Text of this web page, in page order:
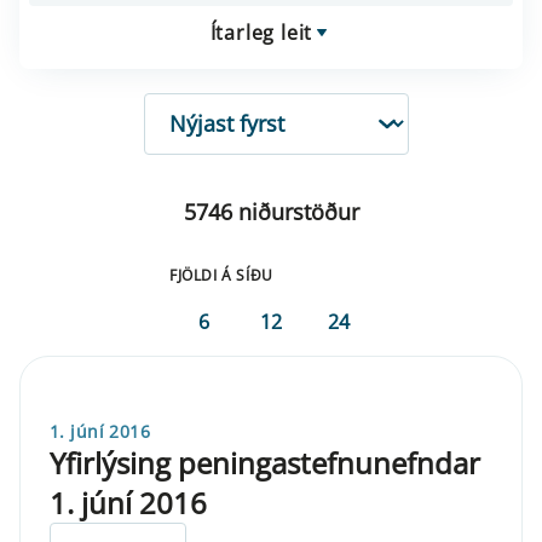
Ítarleg leit
RÖÐUN
5746 niðurstöður
FJÖLDI Á SÍÐU
6 12 24
1. júní 2016
Yfirlýsing peningastefnunefndar
1. júní 2016